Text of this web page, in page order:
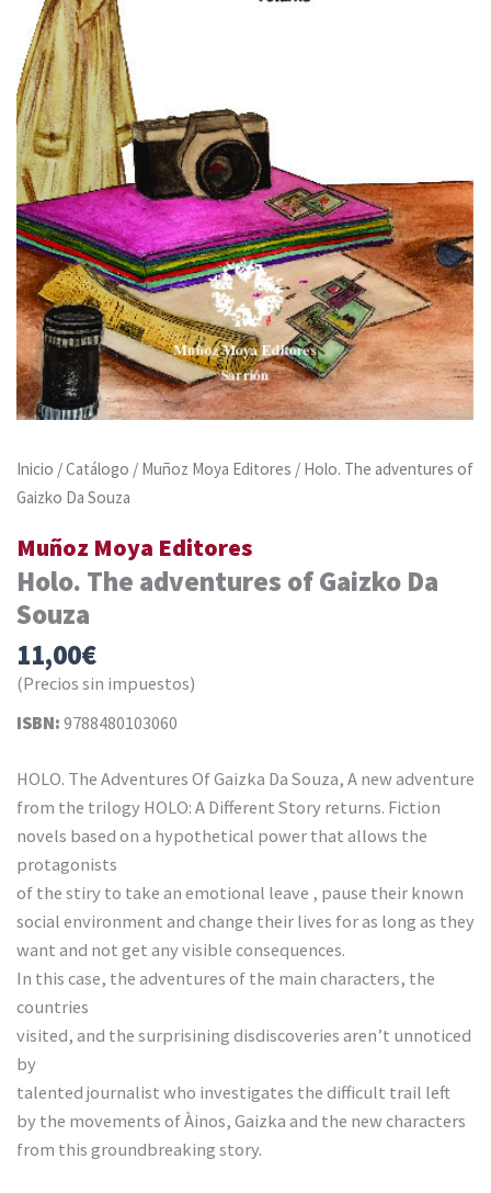
Inicio /Catálogo / Muñoz Moya Editores / Holo. The adventures of
Gaizko Da Souza
Muñoz Moya Editores
Holo. The adventures of Gaizko Da
Souza
11,00€
(Precios sin impuestos)
ISBN: 9788480103060
HOLO. The Adventures Of Gaizka Da Souza, A new adventure
from the trilogy HOLO: A Different Story returns. Fiction
novels based on a hypothetical power that allows the
protagonists
of the stiry to take an emotional leave , pause their known
social environment and change their lives for as long as they
want and not get any visible consequences.
In this case, the adventures of the main characters, the
countries
visited, and the surprisining disdiscoveries aren’t unnoticed
by
talented journalist who investigates the difficult trail left
by the movements of Àinos, Gaizka and the new characters
from this groundbreaking story.